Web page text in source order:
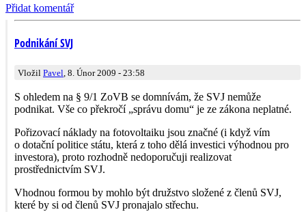
Přidat komentář
Podnikání SVJ
Vložil Pavel, 8. Únor 2009 - 23:58
S ohledem na § 9/1 ZoVB se domnívám, že SVJ nemůže
podnikat. Vše co překročí „správu domu“ je ze zákona neplatné.
Pořizovací náklady na fotovoltaiku jsou značné (i když vím
o dotační politice státu, která z toho dělá investici výhodnou pro
investora), proto rozhodně nedoporučuji realizovat
prostřednictvím SVJ.
Vhodnou formou by mohlo být družstvo složené z členů SVJ,
které by si od členů SVJ pronajalo střechu.